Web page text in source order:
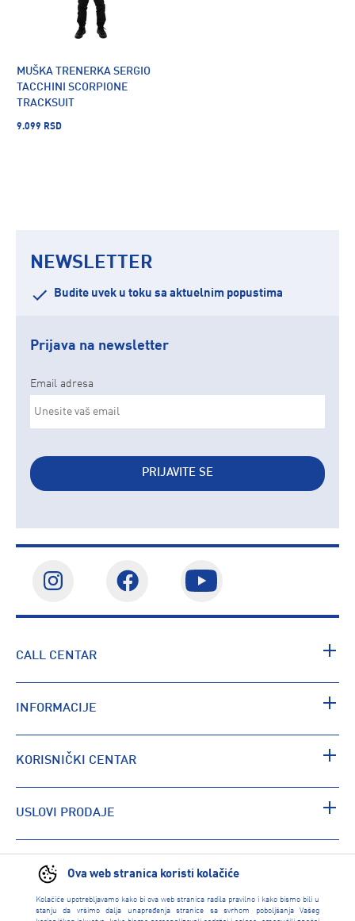
Ova web stranica koristi kolačiće
Kolačiće upotrebljavamo kako bi ova web stranica radila pravilno i kako bismo bili u
stanju da vršimo dalja unapređenja stranice sa svrhom poboljšanja Vašeg
MUŠKA TRENERKA SERGIO
TACCHINI SCORPIONE
TRACKSUIT
9.099 RSD
NEWSLETTER
Budite uvek u toku sa aktuelnim popustima
Prijava na newsletter
Email adresa
PRIJAVITE SE
CALL CENTAR
INFORMACIJE
KORISNIČKI CENTAR
USLOVI PRODAJE
PRONAĐI RADNJU